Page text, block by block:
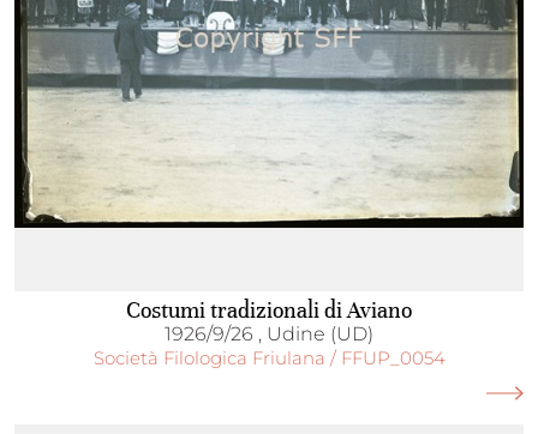
Costumi tradizionali di Aviano
1926/9/26 , Udine (UD)
Società Filologica Friulana / FFUP_0054